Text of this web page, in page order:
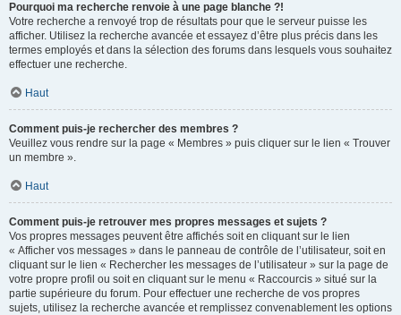
Pourquoi ma recherche renvoie à une page blanche ?!
Votre recherche a renvoyé trop de résultats pour que le serveur puisse les
afficher. Utilisez la recherche avancée et essayez d’être plus précis dans les
termes employés et dans la sélection des forums dans lesquels vous souhaitez
effectuer une recherche.
Haut
Comment puis-je rechercher des membres ?
Veuillez vous rendre sur la page « Membres » puis cliquer sur le lien « Trouver
un membre ».
Haut
Comment puis-je retrouver mes propres messages et sujets ?
Vos propres messages peuvent être affichés soit en cliquant sur le lien
« Afficher vos messages » dans le panneau de contrôle de l’utilisateur, soit en
cliquant sur le lien « Rechercher les messages de l’utilisateur » sur la page de
votre propre profil ou soit en cliquant sur le menu « Raccourcis » situé sur la
partie supérieure du forum. Pour effectuer une recherche de vos propres
sujets, utilisez la recherche avancée et remplissez convenablement les options